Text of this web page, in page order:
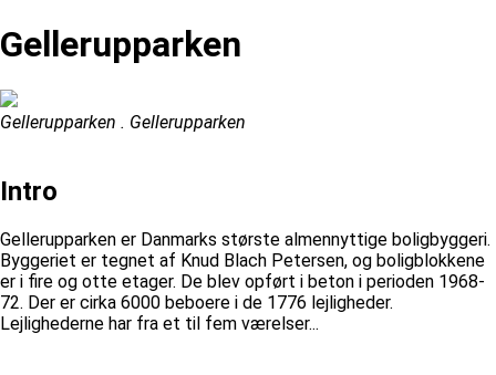
Gellerupparken
Gellerupparken . Gellerupparken
Intro
Gellerupparken er Danmarks største almennyttige boligbyggeri.
Byggeriet er tegnet af Knud Blach Petersen, og boligblokkene
er i fire og otte etager. De blev opført i beton i perioden 1968-
72. Der er cirka 6000 beboere i de 1776 lejligheder.
Lejlighederne har fra et til fem værelser...